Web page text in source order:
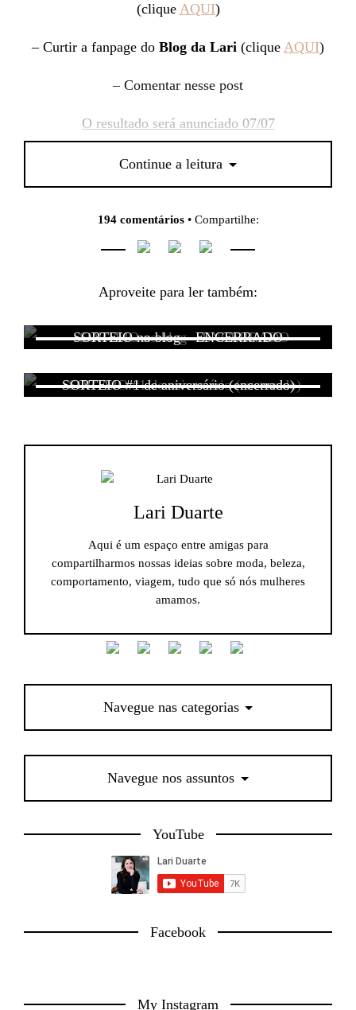
(clique AQUI)
– Curtir a fanpage do Blog da Lari (clique AQUI)
– Comentar nesse post
O resultado será anunciado 07/07
Boa sorte para todas!!!!! =)
Continue a leitura
194 comentários• Compartilhe:
Aproveite para ler também:
SORTEIO no blog – ENCERRADO
SORTEIO #1 de aniversário (encerrado)
Lari Duarte
Aqui é um espaço entre amigas para
compartilharmos nossas ideias sobre moda, beleza,
comportamento, viagem, tudo que só nós mulheres
amamos.
Navegue nas categorias
Navegue nos assuntos
YouTube
Facebook
My Instagram